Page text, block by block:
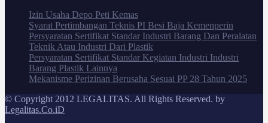
Izin Usaha Depo Peti Kemas
Syarat Pertimbangan Teknis PI Besi Baja Kemenperin
Persyaratan Sertifikat Standar Industri Barang Dan Peralatan
Teknik Atau Industri Dari Plastik
Persyaratan Sertifikat Standar Kegiatan Industri Industri
Barang Plastik Lainnya
Mekanisme Perizinan Berusaha Sesuai PP 28 Tahun 2025
© Copyright 2012 LEGALITAS. All Rights Reserved. by
Legalitas.Co.iD